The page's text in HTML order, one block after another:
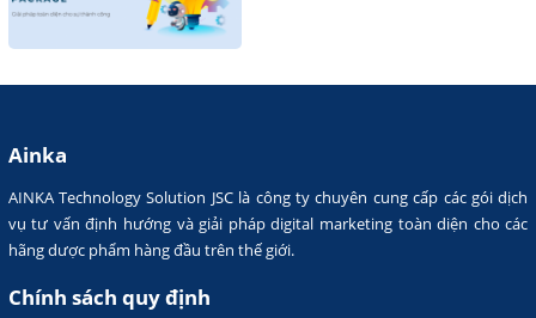
Ainka
AINKA Technology Solution JSC là công ty chuyên cung cấp các gói dịch
vụ tư vấn định hướng và giải pháp digital marketing toàn diện cho các
hãng dược phẩm hàng đầu trên thế giới.
Chính sách quy định